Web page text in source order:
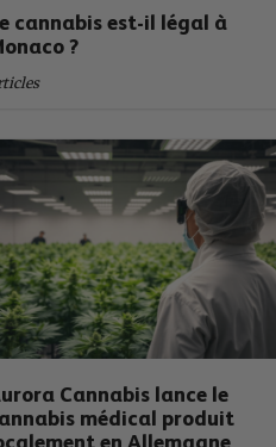
cannabis est-il légal à
?
Cannabis lance le
médical produit